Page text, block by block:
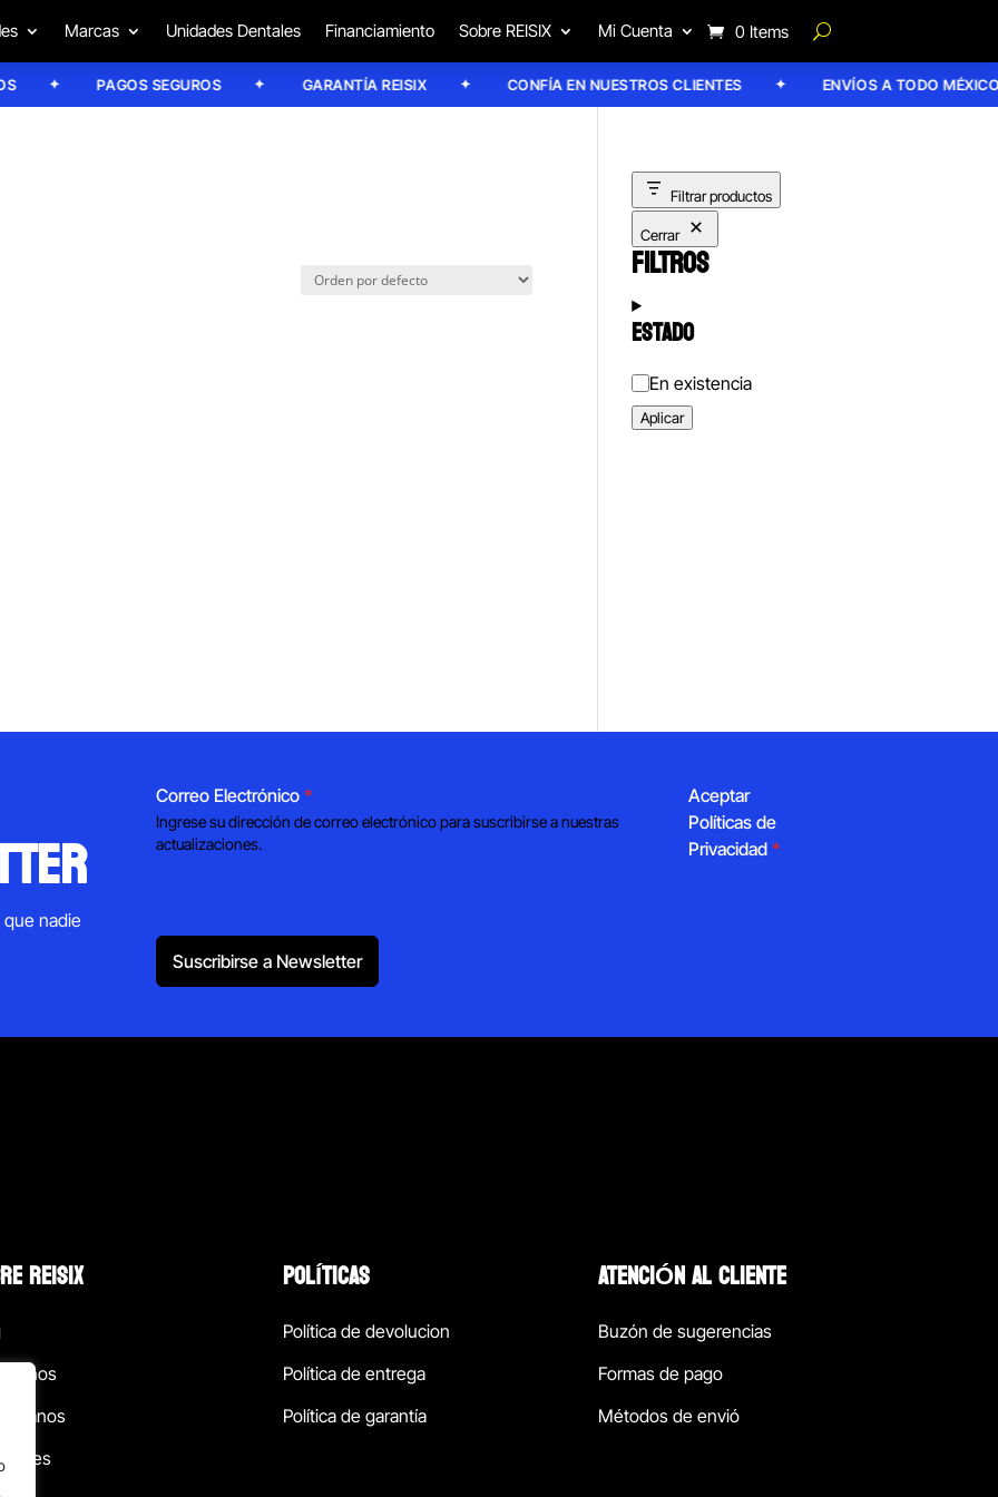
Marcas Unidades Dentales Financiamiento Sobre REISIX Mi Cuenta 0 Items
PAGOS SEGUROS GARANTÍA REISIX CONFÍA EN NUESTROS CLIENTES ENVÍOS A TODO MÉXICO
Filtrar productos
Cerrar
FILTROS
ESTADO
Estado
En existencia
Aplicar
nadie
Correo Electrónico *
Ingrese su dirección de correo electrónico para suscribirse a nuestras
actualizaciones.
Aceptar
Políticas de
Privacidad *
Suscribirse a Newsletter
REISIX POLÍTICAS
Política de devolucion
Política de entrega
Política de garantía
ATENCIÓN AL CLIENTE
Buzón de sugerencias
Formas de pago
Métodos de envió